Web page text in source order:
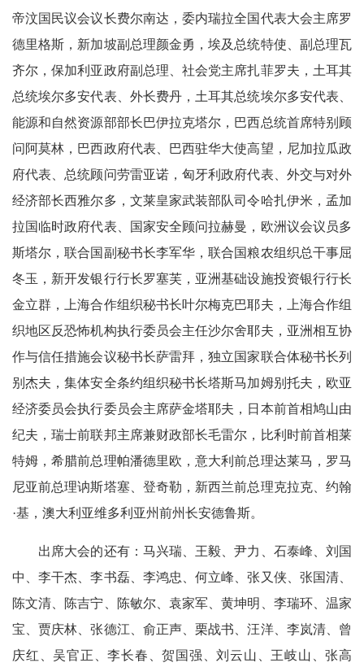
帝汶国民议会议长费尔南达，委内瑞拉全国代表大会主席罗
德里格斯，新加坡副总理颜金勇，埃及总统特使、副总理瓦
齐尔，保加利亚政府副总理、社会党主席扎菲罗夫，土耳其
总统埃尔多安代表、外长费丹，土耳其总统埃尔多安代表、
能源和自然资源部部长巴伊拉克塔尔，巴西总统首席特别顾
问阿莫林，巴西政府代表、巴西驻华大使高望，尼加拉瓜政
府代表、总统顾问劳雷亚诺，匈牙利政府代表、外交与对外
经济部长西雅尔多，文莱皇家武装部队司令哈扎伊米，孟加
拉国临时政府代表、国家安全顾问拉赫曼，欧洲议会议员多
斯塔尔，联合国副秘书长李军华，联合国粮农组织总干事屈
冬玉，新开发银行行长罗塞芙，亚洲基础设施投资银行行长
金立群，上海合作组织秘书长叶尔梅克巴耶夫，上海合作组
织地区反恐怖机构执行委员会主任沙尔舍耶夫，亚洲相互协
作与信任措施会议秘书长萨雷拜，独立国家联合体秘书长列
别杰夫，集体安全条约组织秘书长塔斯马加姆别托夫，欧亚
经济委员会执行委员会主席萨金塔耶夫，日本前首相鸠山由
纪夫，瑞士前联邦主席兼财政部长毛雷尔，比利时前首相莱
特姆，希腊前总理帕潘德里欧，意大利前总理达莱马，罗马
尼亚前总理讷斯塔塞、登奇勒，新西兰前总理克拉克、约翰
·基，澳大利亚维多利亚州前州长安德鲁斯。
出席大会的还有：马兴瑞、王毅、尹力、石泰峰、刘国
中、李干杰、李书磊、李鸿忠、何立峰、张又侠、张国清、
陈文清、陈吉宁、陈敏尔、袁家军、黄坤明、李瑞环、温家
宝、贾庆林、张德江、俞正声、栗战书、汪洋、李岚清、曾
庆红、吴官正、李长春、贺国强、刘云山、王岐山、张高